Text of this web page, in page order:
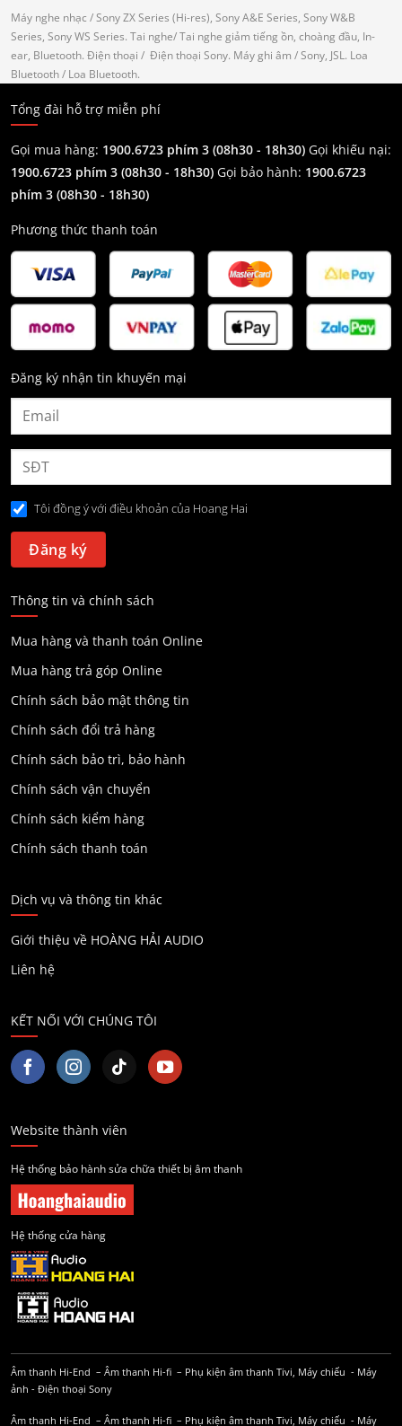
Máy nghe nhạc / Sony ZX Series (Hi-res), Sony A&E Series, Sony W&B
Series, Sony WS Series. Tai nghe/ Tai nghe giảm tiếng ồn, choàng đầu, In-
ear, Bluetooth. Điện thoại / Điện thoại Sony. Máy ghi âm / Sony, JSL. Loa
Bluetooth/ Loa Bluetooth.
Tổng đài hỗ trợ miễn phí
Gọi mua hàng: 1900.6723 phím 3 (08h30 - 18h30) Gọi khiếu nại:
1900.6723 phím 3 (08h30 - 18h30) Gọi bảo hành: 1900.6723
phím 3 (08h30 - 18h30)
Phương thức thanh toán
Đăng ký nhận tin khuyến mại
Tôi đồng ý với điều khoản của Hoang Hai
Thông tin và chính sách
Mua hàng và thanh toán Online
Mua hàng trả góp Online
Chính sách bảo mật thông tin
Chính sách đổi trả hàng
Chính sách bảo trì, bảo hành
Chính sách vận chuyển
Chính sách kiểm hàng
Chính sách thanh toán
Dịch vụ và thông tin khác
Giới thiệu về HOÀNG HẢI AUDIO
Liên hệ
KẾT NỐI VỚI CHÚNG TÔI
Website thành viên
Hệ thống bảo hành sửa chữa thiết bị âm thanh
Hệ thống cửa hàng
Âm thanh Hi-End – Âm thanh Hi-fi – Phụ kiện âm thanh Tivi, Máy chiếu - Máy
ảnh - Điện thoại Sony
Âm thanh Hi-End – Âm thanh Hi-fi – Phụ kiện âm thanh Tivi, Máy chiếu - Máy